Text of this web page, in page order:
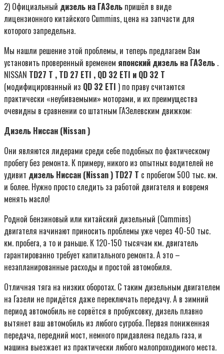
2) Официальный дизель на ГАЗель пришёл в виде
лицензионного китайского Cummins, цена на запчасти для
которого запредельна.
Мы нашли решение этой проблемы, и теперь предлагаем Вам
установить проверенный временем японский дизель на ГАЗель .
NISSAN TD27 T , TD 27 ETI , QD 32 ETI и QD 32 T
(модифицированный из QD 32 ETI ) по праву считаются
практически «неубиваемыми» моторами, и их преимущества
очевидны в сравнении со штатным ГАЗелевским движком:
Дизель Ниссан (Nissan)
Они являются лидерами среди себе подобных по фактическому
пробегу без ремонта. К примеру, никого из опытных водителей не
удивит дизель Ниссан (Nissan) TD27 T с пробегом 500 тыс. км.
и более. Нужно просто следить за работой двигателя и вовремя
менять масло!
Родной бензиновый или китайский дизельный (Cummins)
двигателя начинают приносить проблемы уже через 40-50 тыс.
км. пробега, а то и раньше. К 120-150 тысячам км. двигатель
гарантированно требует капитального ремонта. А это –
незапланированные расходы и простой автомобиля.
Отличная тяга на низких оборотах. С таким дизельным двигателем
на Газели не придётся даже переключать передачу. А в зимний
период автомобиль не сорвётся в пробуксовку, дизель плавно
вытянет ваш автомобиль из любого сугроба. Первая пониженная
передача, передний мост, немного придавлена педаль газа, и
машина выезжает из практически любого малопроходимого места.